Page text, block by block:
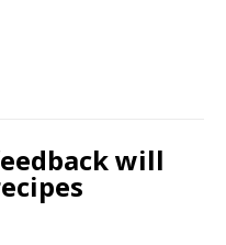
will